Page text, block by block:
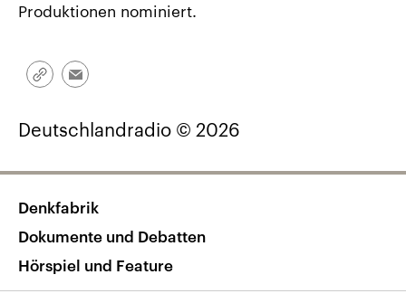
Produktionen nominiert.
Link
Email
Deutschlandradio © 2026
Denkfabrik
Dokumente und Debatten
Hörspiel und Feature